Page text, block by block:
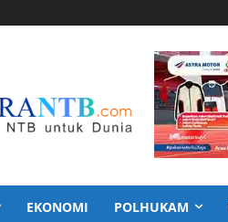
EKONOMI POLHUKAM